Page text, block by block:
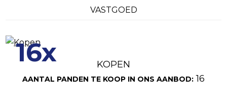
VASTGOED
16x KOPEN
AANTAL PANDEN TE KOOP IN ONS AANBOD: 16